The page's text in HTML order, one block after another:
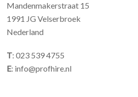
Mandenmakerstraat 15
1991 JG Velserbroek
Nederland
T: 023 539 4755
E: info@profhire.nl